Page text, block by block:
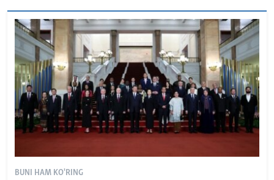
BUNI HAM KO'RING